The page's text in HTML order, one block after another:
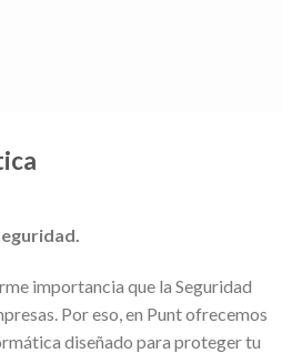
importancia que la Seguridad
Por eso, en Punt ofrecemos
diseñado para proteger tu